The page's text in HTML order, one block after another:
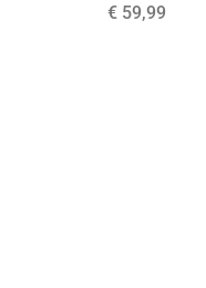
€ 59,99